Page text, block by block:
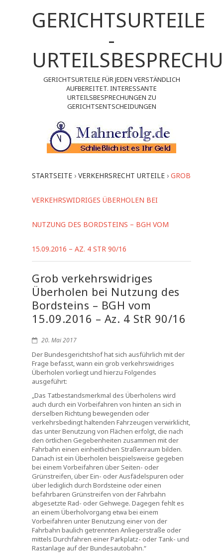
GERICHTSURTEILE
-
GERICHTSURTEILE FÜR JEDEN VERSTÄNDLICH
AUFBEREITET. INTERESSANTE
URTEILSBESPRECHUNGEN ZU
GERICHTSENTSCHEIDUNGEN
STARTSEITE › VERKEHRSRECHT URTEILE › GROB
VERKEHRSWIDRIGES ÜBERHOLEN BEI
NUTZUNG DES BORDSTEINS – BGH VOM
15.09.2016 – AZ. 4 STR 90/16
Grob verkehrswidriges
Überholen bei Nutzung des
Bordsteins – BGH vom
15.09.2016 – Az. 4 StR 90/16
20. Mai 2017
Der Bundesgerichtshof hat sich ausführlich mit der
Frage befasst, wann ein grob verkehrswidriges
Überholen vorliegt und hierzu Folgendes
ausgeführt:
„Das Tatbestandsmerkmal des Überholens wird
auch durch ein Vorbeifahren von hinten an sich in
derselben Richtung bewegenden oder
verkehrsbedingt haltenden Fahrzeugen verwirklicht,
das unter Benutzung von Flächen erfolgt, die nach
den örtlichen Gegebenheiten zusammen mit der
Fahrbahn einen einheitlichen Straßenraum bilden.
Danach ist ein Überholen beispielsweise gegeben
bei einem Vorbeifahren über Seiten- oder
Grünstreifen, über Ein- oder Ausfädelspuren oder
über lediglich durch Bordsteine oder einen
befahrbaren Grünstreifen von der Fahrbahn
abgesetzte Rad- oder Gehwege. Dagegen fehlt es
an einem Überholvorgang etwa bei einem
Vorbeifahren unter Benutzung einer von der
Fahrbahn baulich getrennten Anliegerstraße oder
mittels Durchfahren einer Parkplatz- oder Tank- und
Rastanlage auf der Bundesautobahn.“